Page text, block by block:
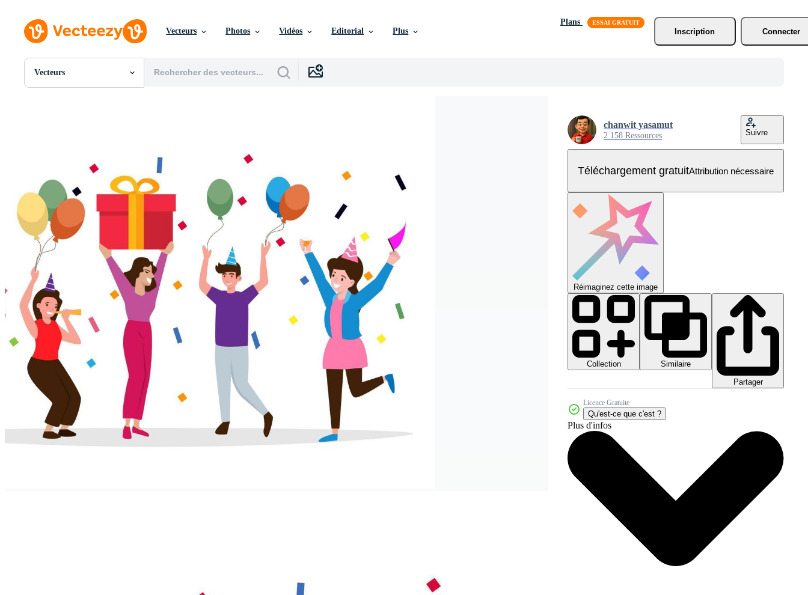
Vecteurs Photos Vidéos Editorial Plus
Plans
Inscription
Connecter
Vecteurs
Toutes Images
Motion graphics
Images Éditoriales
Événements Éditoriaux
chanwit yasamut
2 158 Ressources Suivre
Téléchargement gratuitAttribution nécessaire
Réimaginez cette image
Collection
Similaire
Partager
Licence Gratuite
Qu'est-ce que c'est ?
Plus d'infos